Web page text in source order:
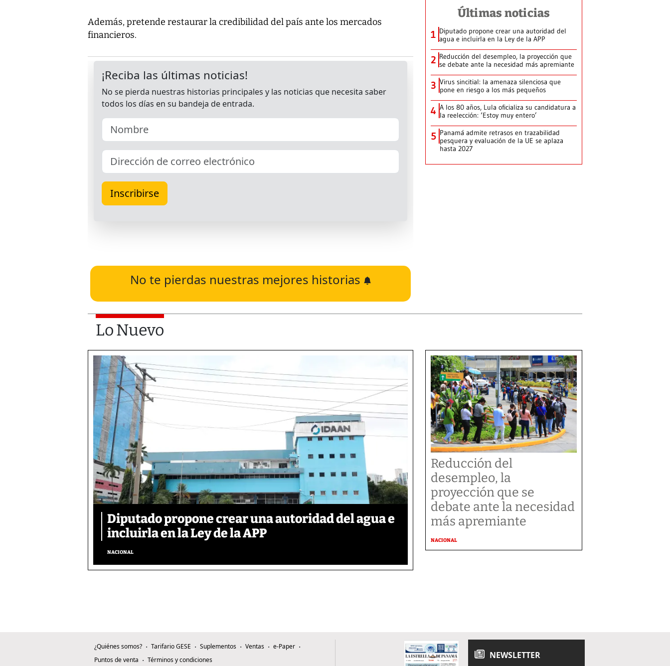
Además, pretende restaurar la credibilidad del país ante los mercados
financieros.
No te pierdas nuestras mejores historias
Últimas noticias
1 Diputado propone crear una autoridad del
agua e incluirla en la Ley de la APP
2 Reducción del desempleo, la proyección que
se debate ante la necesidad más apremiante
3 Virus sincitial: la amenaza silenciosa que
pone en riesgo a los más pequeños
4 A los 80 años, Lula oficializa su candidatura a
la reelección: ‘Estoy muy entero’
5 Panamá admite retrasos en trazabilidad
pesquera y evaluación de la UE se aplaza
hasta 2027
Lo Nuevo
Diputado propone crear una autoridad del agua e
incluirla en la Ley de la APP
NACIONAL
Reducción del
desempleo, la
proyección que se
debate ante la necesidad
más apremiante
NACIONAL
¿Quiénes somos? Tarifario GESE Suplementos Ventas
e-Paper
Puntos de venta
Términos y condiciones NEWSLETTER